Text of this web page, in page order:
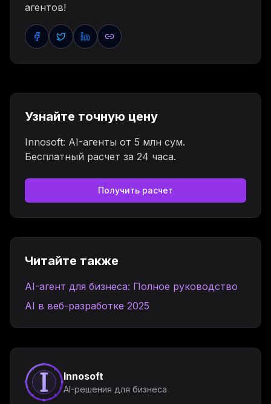
агентов!
Facebook'da ulashish
Twitter'da ulashish
LinkedIn'da ulashish
Havolani nusxalash
Узнайте точную цену
Innosoft: AI-агенты от 5 млн сум.
Бесплатный расчет за 24 часа.
Получить расчет
Читайте также
AI-агент для бизнеса: Полное руководство
AI в веб-разработке 2025
Innosoft
AI-решения для бизнеса